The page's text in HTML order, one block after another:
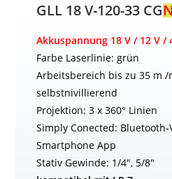
GLL 18 V-120-33 CG
Akkuspannung 18 V / 12 V /
Farbe Laserlinie: grün
Arbeitsbereich bis zu 35 m
selbstnivillierend
Projektion: 3 x 360° Linien
Simply Conected:
Smartphone App
Stativ Gewinde: 1/4″, 5/8″